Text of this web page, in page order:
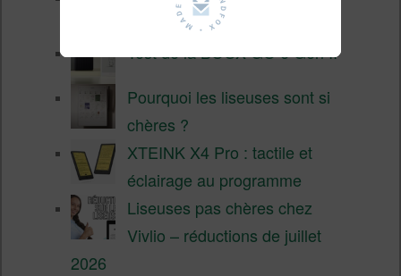
fin 2026 (nouvelle liseuse)
Test de la BOOX GO 6 Gen II
Pourquoi les liseuses sont si
chères ?
XTEINK X4 Pro : tactile et
éclairage au programme
Liseuses pas chères chez
Vivlio – réductions de juillet
2026